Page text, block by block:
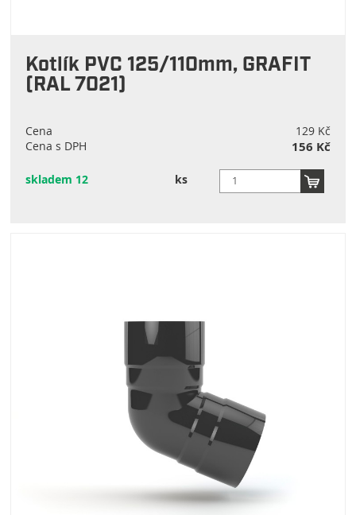
Kotlík PVC 125/110mm, GRAFIT
(RAL 7021)
Cena
129 Kč
Cena s DPH
156 Kč
skladem 12 ks